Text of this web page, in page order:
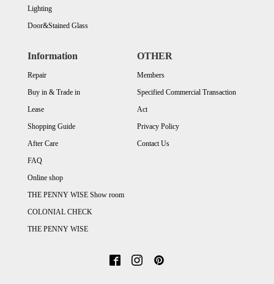
Lighting
Door&Stained Glass
Information
Repair
Buy in & Trade in
Lease
Shopping Guide
After Care
FAQ
Online shop
THE PENNY WISE Show room
COLONIAL CHECK
THE PENNY WISE
OTHER
Members
Specified Commercial Transaction
Act
Privacy Policy
Contact Us